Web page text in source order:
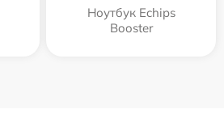
Ноутбук Echips
Booster